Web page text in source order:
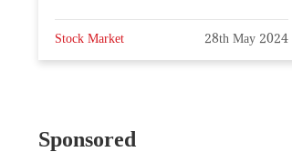
Stock Market 28th May 2024
Sponsored